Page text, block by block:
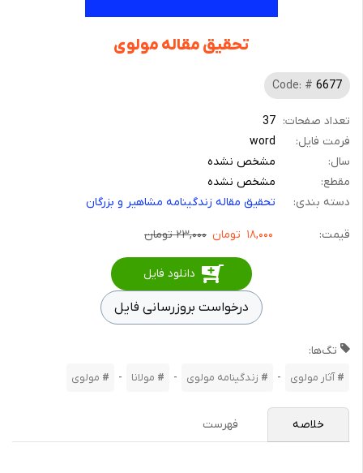
تحقیق مقاله مولوی
Code: # 6677
تعداد صفحات: 37
فرمت فایل:
word
سال:
مشخص نشده
مقطع:
مشخص نشده
دسته بندی:
تحقیق مقاله زندگینامه مشاهیر و بزرگان
قیمت: ۱۸,۰۰۰ تومان ۲۳,۰۰۰ تومان
دانلود فایل
درخواست بروزرسانی فایل
تگ‌ها:
آثار مولوی - زندگینامه مولوی - مولانا - مولوی
خلاصه فهرست